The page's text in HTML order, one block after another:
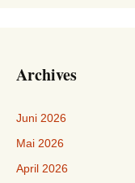
Archives
Juni 2026
Mai 2026
April 2026